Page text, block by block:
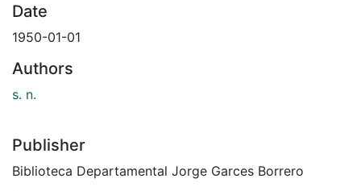
Date
1950-01-01
Authors
s. n.
Publisher
Biblioteca Departamental Jorge Garces Borrero